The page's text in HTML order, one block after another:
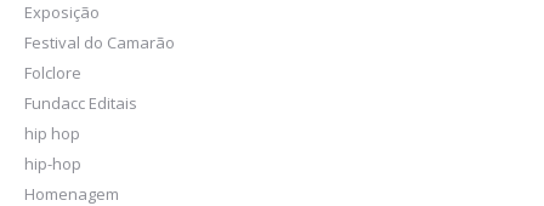
Exposição
Festival do Camarão
Folclore
Fundacc Editais
hip hop
hip-hop
Homenagem